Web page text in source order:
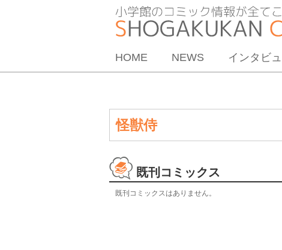
HOME NEWS インタビ
怪獣侍
既刊コミックス
既刊コミックスはありません。